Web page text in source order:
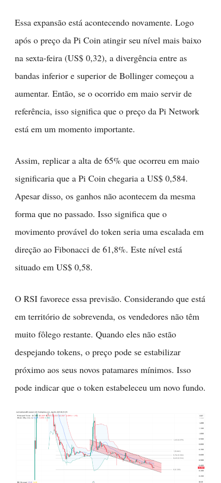
Essa expansão está acontecendo novamente. Logo
após o preço da Pi Coin atingir seu nível mais baixo
na sexta-feira (US$ 0,32), a divergência entre as
bandas inferior e superior de Bollinger começou a
aumentar. Então, se o ocorrido em maio servir de
referência, isso significa que o preço da Pi Network
está em um momento importante.
Assim, replicar a alta de 65% que ocorreu em maio
significaria que a Pi Coin chegaria a US$ 0,584.
Apesar disso, os ganhos não acontecem da mesma
forma que no passado. Isso significa que o
movimento provável do token seria uma escalada em
direção ao Fibonacci de 61,8%. Este nível está
situado em US$ 0,58.
O RSI favorece essa previsão. Considerando que está
em território de sobrevenda, os vendedores não têm
muito fôlego restante. Quando eles não estão
despejando tokens, o preço pode se estabilizar
próximo aos seus novos patamares mínimos. Isso
pode indicar que o token estabeleceu um novo fundo.